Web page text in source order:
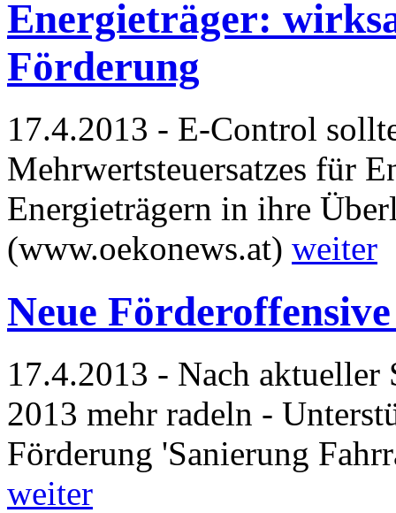
Energieträger:
Förderung
17.4.2013 - E-Control
Mehrwertsteuersatzes für
Energieträgern in ihre
(www.oekonews.at) weiter
Neue
17.4.2013 - Nach
2013 mehr radeln -
Förderung 'Sanierung
weiter